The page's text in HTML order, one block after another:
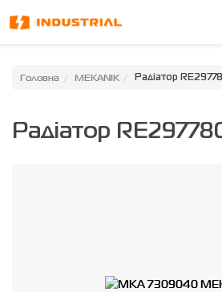
Головна
Головна MEKANIK Радіатор
Радіатор